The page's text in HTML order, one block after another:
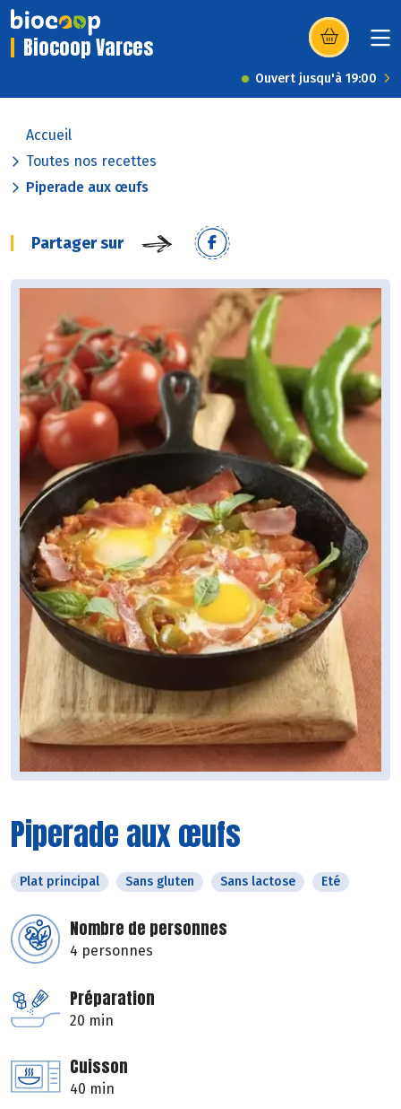
Biocoop Varces (s’ouvre dans
Ouvert jusqu'à 19:00
Accueil
Toutes nos recettes
Piperade aux œufs
Partager sur
Piperade aux œufs
Plat principal Sans gluten Sans lactose Eté
Nombre de personnes
4 personnes
Préparation
20 min
Cuisson
40 min